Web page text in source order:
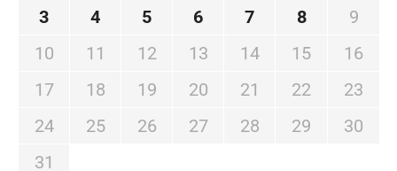
3
4 5 6 7 8
9
10
11 12 13 14 15
16
17
18 19 20 21 22
23
24
25 26 27 28 29
30
31